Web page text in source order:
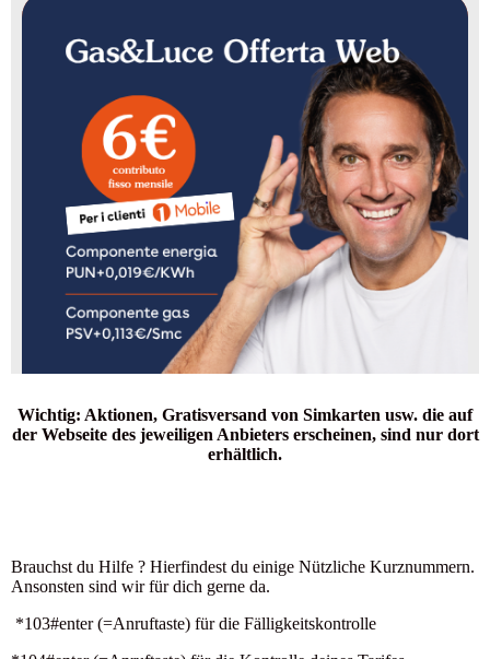
Wichtig: Aktionen, Gratisversand von Simkarten usw. die auf
der Webseite des jeweiligen Anbieters erscheinen, sind nur dort
erhältlich.
Brauchst du Hilfe ? Hierfindest du einige Nützliche Kurznummern.
Ansonsten sind wir für dich gerne da.
*103#enter (=Anruftaste) für die Fälligkeitskontrolle